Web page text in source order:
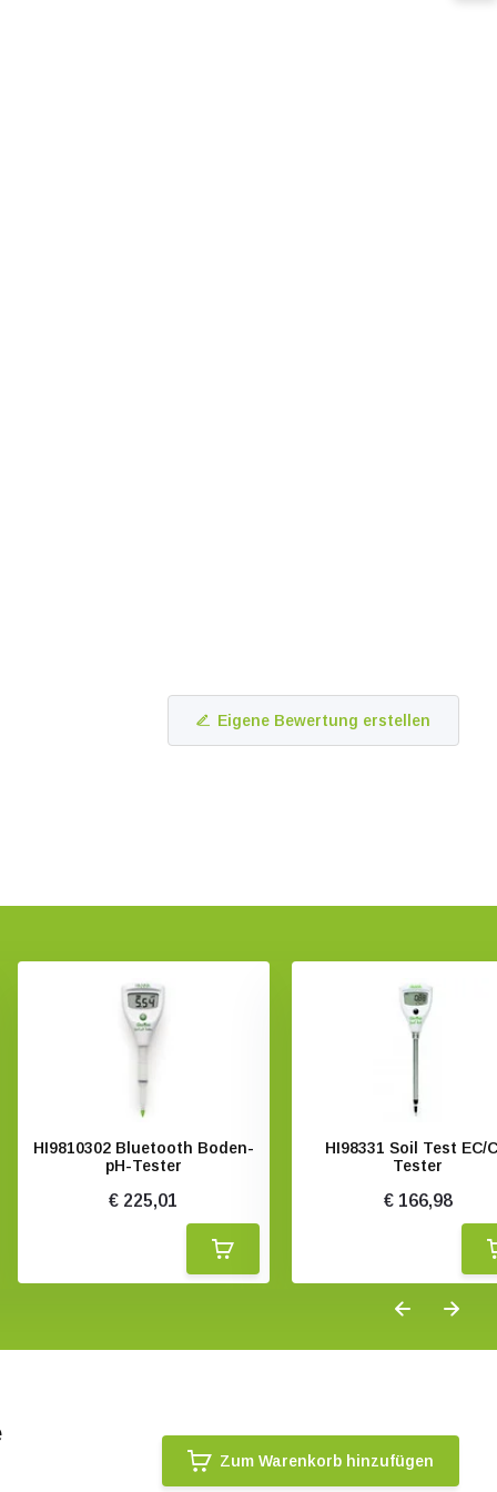
Eigene Bewertung erstellen
HI9810302 Bluetooth Boden-
pH-Tester
€ 225,01
HI98331 Soil Test EC/
Tester
€ 166,98
Zum Warenkorb hinzufügen